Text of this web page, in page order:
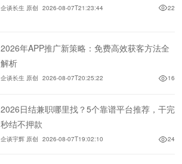
企谈长生 原创 2026-08-07T21:23:44 22
2026年APP推广新策略：免费高效获客方法全
解析
企谈长生 原创 2026-08-07T20:25:22 16
2026日结兼职哪里找？5个靠谱平台推荐，干完
秒结不押款
企谈宇辉 原创 2026-08-07T19:02:10 24